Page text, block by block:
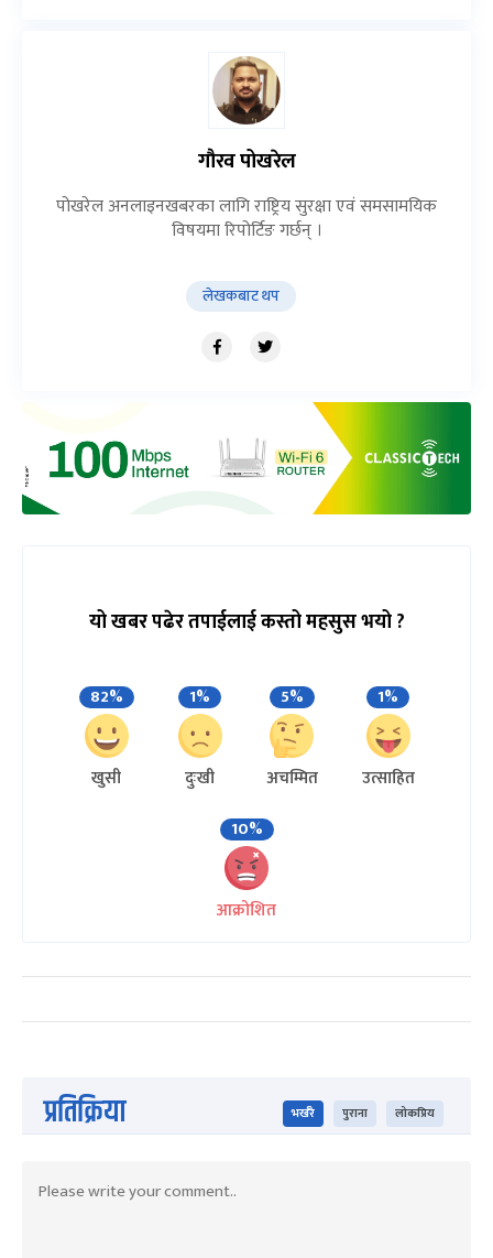
गौरव पोखरेल
पोखरेल अनलाइनखबरका लागि राष्ट्रिय सुरक्षा एवं समसामयिक
विषयमा रिपोर्टिङ गर्छन् ।
लेखकबाट थप
यो खबर पढेर तपाईलाई कस्तो महसुस भयो ?
82%
खुसी
1%
दुःखी
5%
अचम्मित
1%
उत्साहित
10%
आक्रोशित
प्रतिक्रिया भर्खरै पुराना लोकप्रिय